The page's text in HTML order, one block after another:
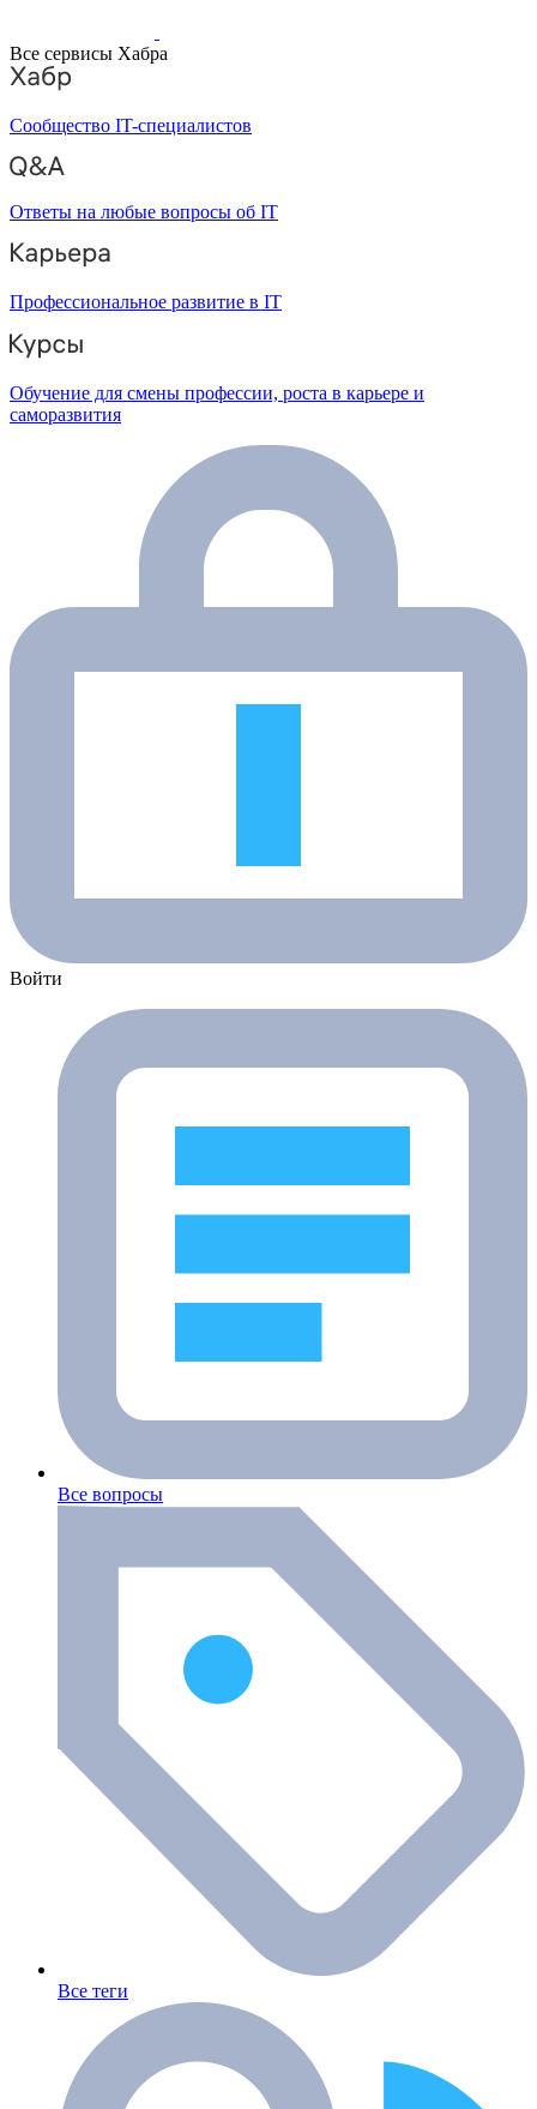
Все сервисы Хабра
Сообщество IT-специалистов
Ответы на любые вопросы об IT
Профессиональное развитие в IT
Обучение для смены профессии, роста в карьере и
саморазвития
Войти
Все вопросы
Все теги